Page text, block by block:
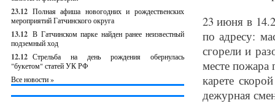
23.12 Полная афиша новогодних и рождественских
мероприятий Гатчинского округа
13.12 В Гатчинском парке найден ранее неизвестный
подземный ход
12.12 Стрельба на день рождения обернулась
"букетом" статей УК РФ
Все новости »
23 июня в
по адресу:
сгорели и
месте пожара
карете
дежурная